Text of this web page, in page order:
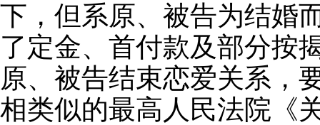
下，但系原、被告为结婚
了定金、首付款及部分按
原、被告结束恋爱关系，
相类似的最高人民法院《